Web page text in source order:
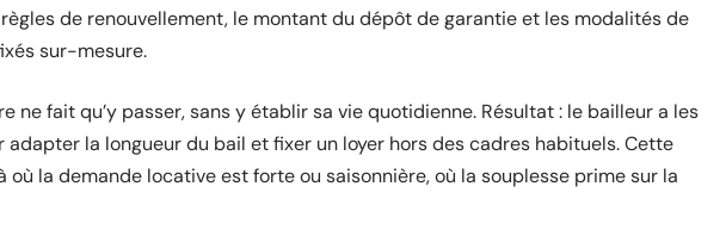
de renouvellement, le montant du dépôt de garantie et les modalités de
sur-mesure.
ne fait qu’y passer, sans y établir sa vie quotidienne. Résultat : le bailleur a les
adapter la longueur du bail et fixer un loyer hors des cadres habituels. Cette
la demande locative est forte ou saisonnière, où la souplesse prime sur la